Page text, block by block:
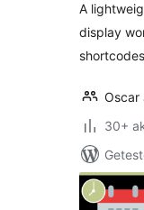
A
display
Oscar
30+